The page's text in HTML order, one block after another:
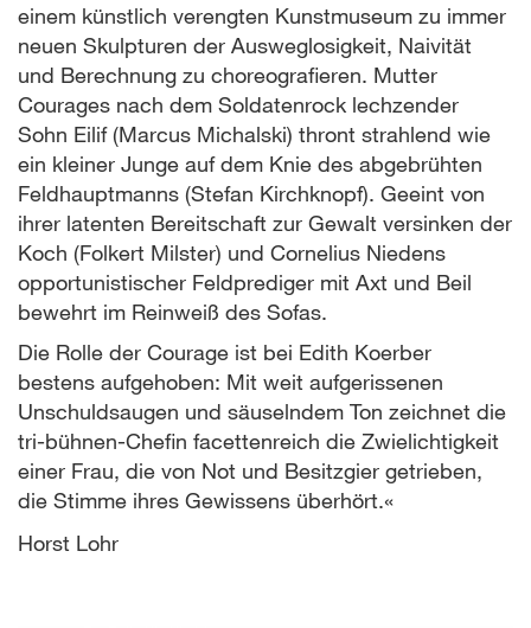
einem künstlich verengten Kunstmuseum zu immer
neuen Skulpturen der Ausweglosigkeit, Naivität
und Berechnung zu choreografieren. Mutter
Courages nach dem Soldatenrock lechzender
Sohn Eilif (Marcus Michalski) thront strahlend wie
ein kleiner Junge auf dem Knie des abgebrühten
Feldhauptmanns (Stefan Kirchknopf). Geeint von
ihrer latenten Bereitschaft zur Gewalt versinken der
Koch (Folkert Milster) und Cornelius Niedens
opportunistischer Feldprediger mit Axt und Beil
bewehrt im Reinweiß des Sofas.
Die Rolle der Courage ist bei Edith Koerber
bestens aufgehoben: Mit weit aufgerissenen
Unschuldsaugen und säuselndem Ton zeichnet die
tri-bühnen-Chefin facettenreich die Zwielichtigkeit
einer Frau, die von Not und Besitzgier getrieben,
die Stimme ihres Gewissens überhört.«
Horst Lohr